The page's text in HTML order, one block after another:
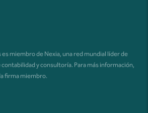
es miembro de Nexia, una red mundial líder de
y consultoría. Para más información,
firma miembro.